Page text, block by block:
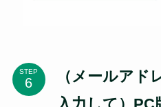
STEP
（メールアド